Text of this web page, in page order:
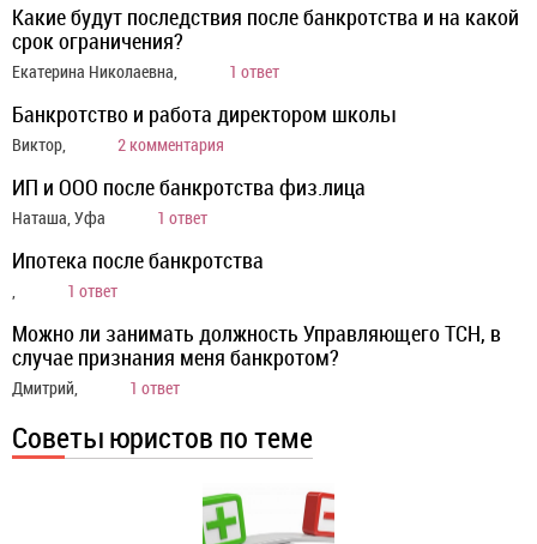
Какие будут последствия после банкротства и на какой
срок ограничения?
Екатерина Николаевна, 1 ответ
Банкротство и работа директором школы
Виктор, 2 комментария
ИП и ООО после банкротства физ.лица
Наташа, Уфа 1 ответ
Ипотека после банкротства
1 ответ
Можно ли занимать должность Управляющего ТСН, в
случае признания меня банкротом?
Дмитрий, 1 ответ
Советы юристов по теме